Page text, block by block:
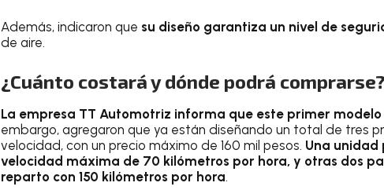
Además, indicaron que su diseño garantiza un nivel de
de aire.
¿Cuánto costará y dónde podrá comprarse?
La empresa TT Automotriz informa que este primer
embargo, agregaron que ya están diseñando un total de tres
velocidad, con un precio máximo de 160 mil pesos. Una unidad
velocidad máxima de 70 kilómetros por hora, y otras dos
reparto con 150 kilómetros por hora.